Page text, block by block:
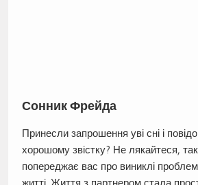
Сонник Фрейда
Принесли запрошення уві сні і
хорошому звістку? Не лякайтеся,
попереджає вас про виниклі